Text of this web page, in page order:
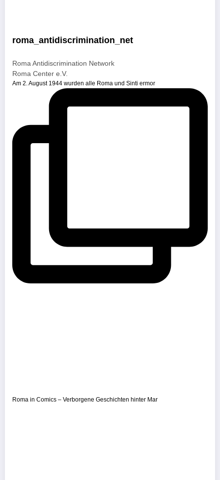
roma_antidiscrimination_net
Roma Antidiscrimination Network
Roma Center e.V.
Am 2. August 1944 wurden alle Roma und Sinti ermor
Roma in Comics – Verborgene Geschichten hinter Mar